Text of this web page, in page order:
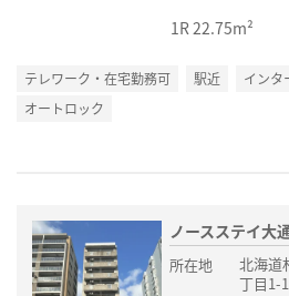
1R 22.75m²
テレワーク・在宅勤務可 駅近 インタ
オートロック
ノースステイ大
所在地
北海道
丁目1-1